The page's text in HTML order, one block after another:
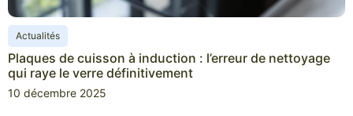
Actualités
Plaques de cuisson à induction : l’erreur de nettoyage
qui raye le verre définitivement
10 décembre 2025